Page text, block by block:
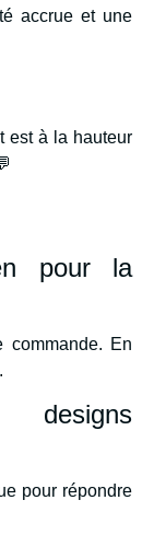
accrue et une
est à la hauteur
pour la
commande. En
pour répondre